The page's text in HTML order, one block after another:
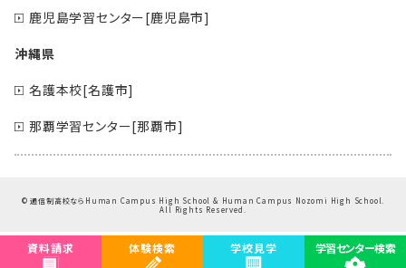
鹿児島学習センター[鹿児島市]
沖縄県
名護本校[名護市]
那覇学習センター[那覇市]
©通信制高校ならHuman Campus High School & Human Campus Nozomi High School.
All Rights Reserved.
資料請求 体験検索 学校見学 学習センター検索